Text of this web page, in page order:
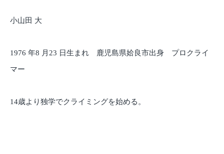
小山田 大
1976 年8 月23 日生まれ 鹿児島県姶良市出身 プロクライ
マー
14歳より独学でクライミングを始める。